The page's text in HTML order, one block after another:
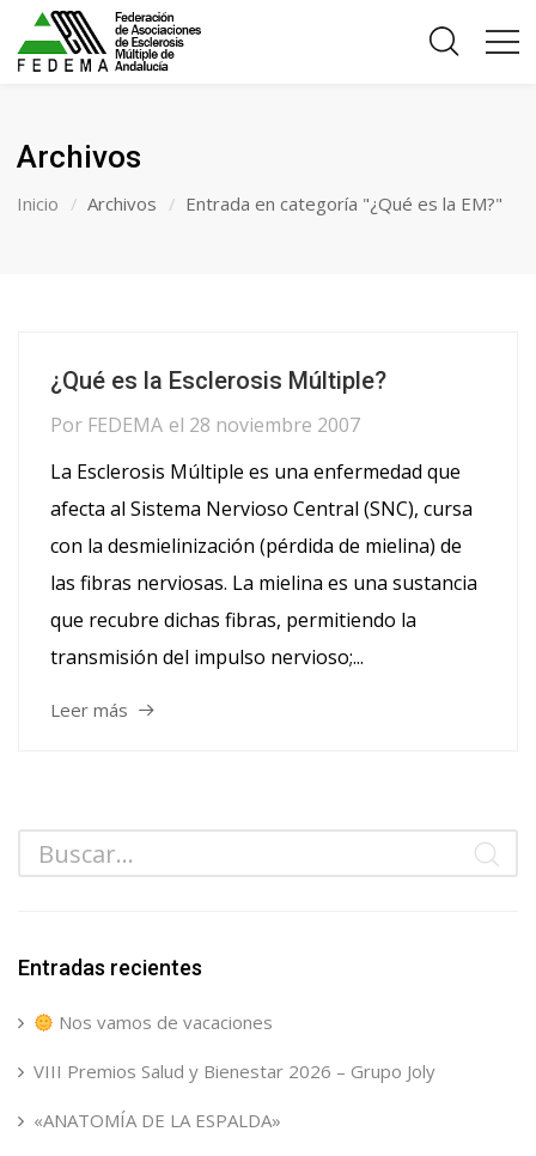
Archivos
Inicio Archivos Entrada en categoría "¿Qué es la EM?"
¿Qué es la Esclerosis Múltiple?
Por FEDEMA el 28 noviembre 2007
La Esclerosis Múltiple es una enfermedad que
afecta al Sistema Nervioso Central (SNC), cursa
con la desmielinización (pérdida de mielina) de
las fibras nerviosas. La mielina es una sustancia
que recubre dichas fibras, permitiendo la
transmisión del impulso nervioso;...
Leer más
Entradas recientes
Nos vamos de vacaciones
VIII Premios Salud y Bienestar 2026 – Grupo Joly
«ANATOMÍA DE LA ESPALDA»